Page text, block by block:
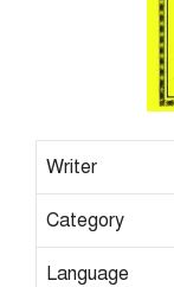
Writer
Category
Language